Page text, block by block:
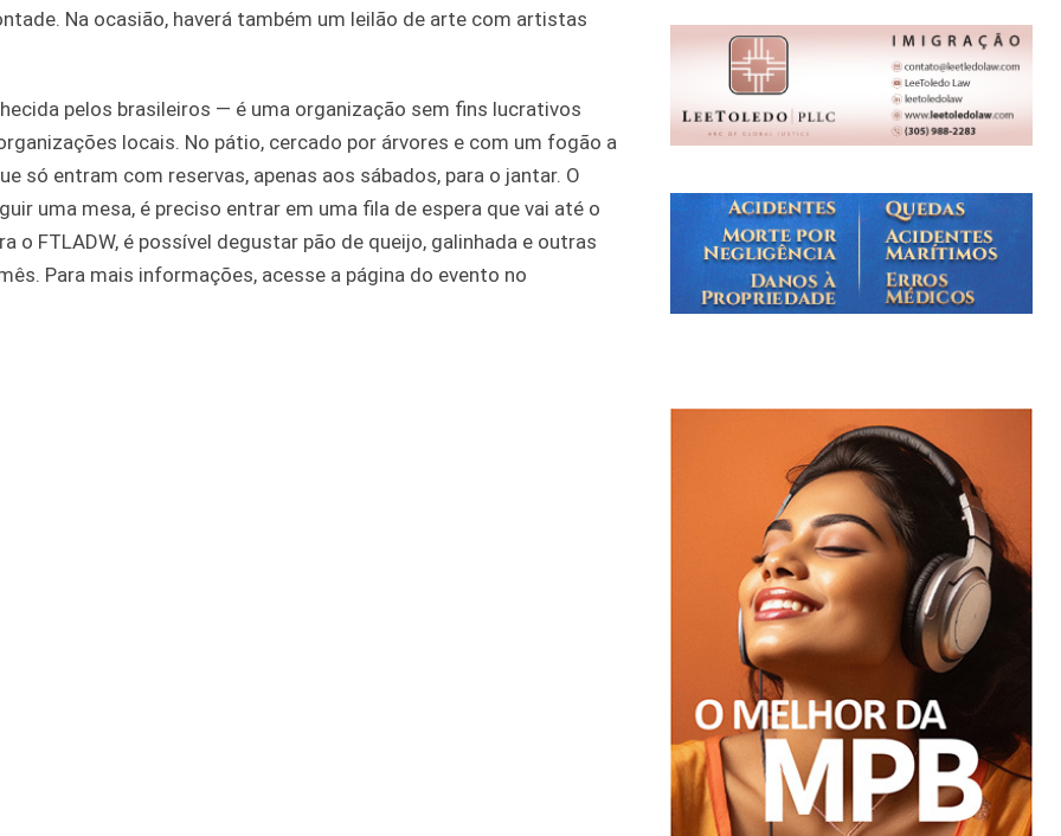
Na ocasião, haverá também um leilão de arte com artistas
pelos brasileiros — é uma organização sem fins lucrativos
locais. No pátio, cercado por árvores e com um fogão a
só entram com reservas, apenas aos sábados, para o jantar. O
uma mesa, é preciso entrar em uma fila de espera que vai até o
FTLADW, é possível degustar pão de queijo, galinhada e outras
Para mais informações, acesse a página do evento no